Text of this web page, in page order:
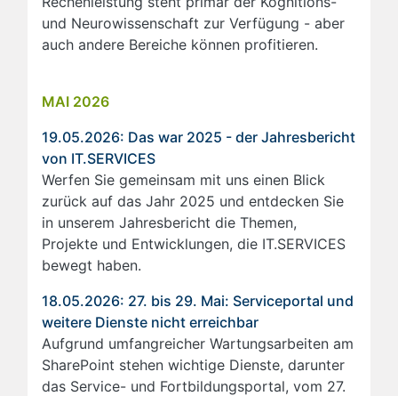
und Neurowissenschaft zur Verfügung - aber
auch andere Bereiche können profitieren.
MAI 2026
19.05.2026: Das war 2025 - der Jahresbericht
von IT.SERVICES
Werfen Sie gemeinsam mit uns einen Blick
zurück auf das Jahr 2025 und entdecken Sie
in unserem Jahresbericht die Themen,
Projekte und Entwicklungen, die IT.SERVICES
bewegt haben.
18.05.2026: 27. bis 29. Mai: Serviceportal und
weitere Dienste nicht erreichbar
Aufgrund umfangreicher Wartungsarbeiten am
SharePoint stehen wichtige Dienste, darunter
das Service- und Fortbildungsportal, vom 27.